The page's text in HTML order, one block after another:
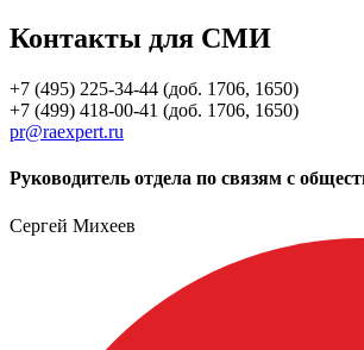
Контакты для СМИ
+7 (495) 225-34-44 (доб. 1706, 1650)
+7 (499) 418-00-41 (доб. 1706, 1650)
pr@raexpert.ru
Руководитель отдела по связям с
Сергей Михеев